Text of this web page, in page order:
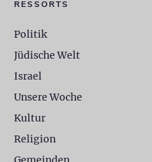
RESSORTS
Politik
Jüdische Welt
Israel
Unsere Woche
Kultur
Religion